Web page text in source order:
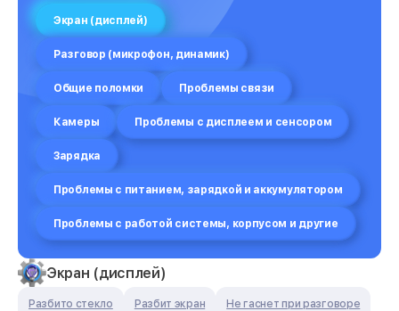
Экран (дисплей)
Разговор (микрофон, динамик)
Общие поломки Проблемы связи
Камеры Проблемы с дисплеем и сенсором
Зарядка
Проблемы с питанием, зарядкой и аккумулятором
Проблемы с работой системы, корпусом и другие
Экран (дисплей)
Разбито стекло Разбит экран Не гаснет при разговоре